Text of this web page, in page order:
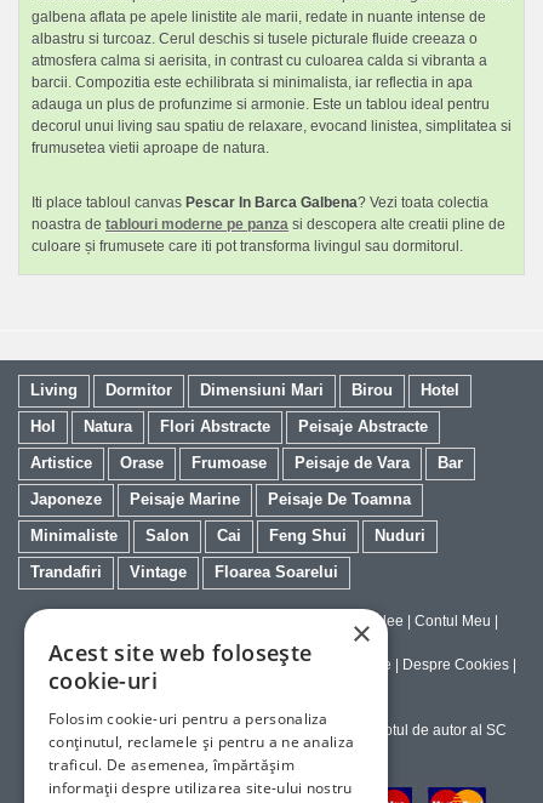
galbena aflata pe apele linistite ale marii, redate in nuante intense de
albastru si turcoaz. Cerul deschis si tusele picturale fluide creeaza o
atmosfera calma si aerisita, in contrast cu culoarea calda si vibranta a
barcii. Compozitia este echilibrata si minimalista, iar reflectia in apa
adauga un plus de profunzime si armonie. Este un tablou ideal pentru
decorul unui living sau spatiu de relaxare, evocand linistea, simplitatea si
frumusetea vietii aproape de natura.
Iti place tabloul canvas Pescar In Barca Galbena? Vezi toata colectia
noastra de tablouri moderne pe panza si descopera alte creatii pline de
culoare și frumusete care iti pot transforma livingul sau dormitorul.
Living Dormitor Dimensiuni Mari Birou
Hotel
Hol
Natura Flori Abstracte
Peisaje Abstracte
Artistice
Orase Frumoase Peisaje de Vara
Bar
Japoneze
Peisaje Marine
Peisaje De Toamna
Minimaliste
Salon Cai Feng Shui
Nuduri
Trandafiri
Vintage Floarea Soarelui
Calitatea Tablourilor Giclee Contul Meu
Tablouri la Comanda
Politica de Livrare si Retur| Politica de Confidentialitate Despre Cookies
Copyright © 2023-2026 - Textele şi imaginile sub dreptul de autor al SC
ArtInvest SRL
×
Acest site web folosește
cookie-uri
Folosim cookie-uri pentru a personaliza
conținutul, reclamele și pentru a ne analiza
traficul. De asemenea, împărtășim
informații despre utilizarea site-ului nostru